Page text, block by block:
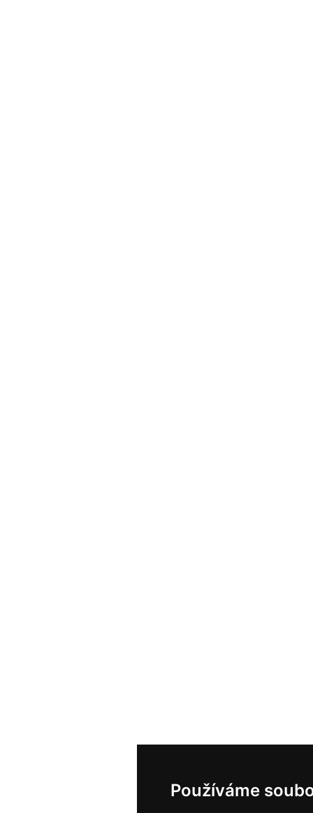
Používáme